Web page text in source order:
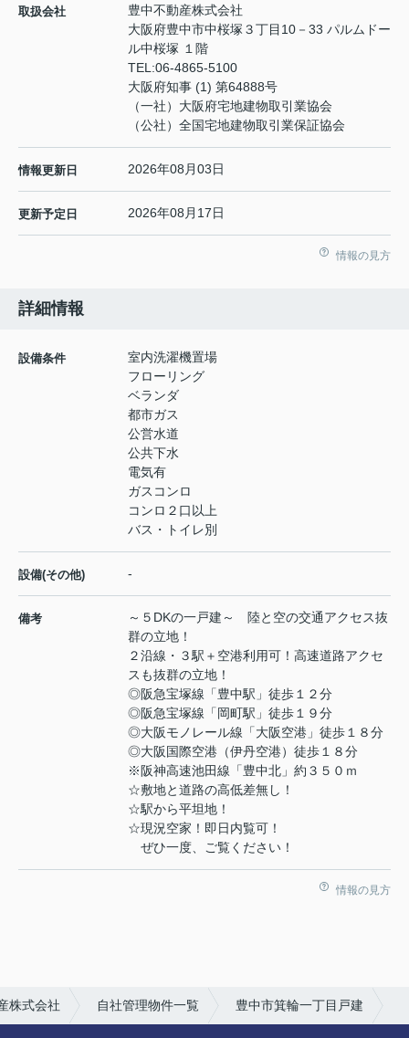
取扱会社
豊中不動産株式会社
大阪府豊中市中桜塚３丁目10－33 パルムドー
ル中桜塚 １階
TEL:06-4865-5100
大阪府知事 (1) 第64888号
（一社）大阪府宅地建物取引業協会
（公社）全国宅地建物取引業保証協会
情報更新日 2026年08月03日
更新予定日 2026年08月17日
情報の見方
詳細情報
設備条件
室内洗濯機置場
フローリング
ベランダ
都市ガス
公営水道
公共下水
電気有
ガスコンロ
コンロ２口以上
バス・トイレ別
設備(その他) -
備考
～５DKの一戸建～ 陸と空の交通アクセス抜
群の立地！
２沿線・３駅＋空港利用可！高速道路アクセ
スも抜群の立地！
◎阪急宝塚線「豊中駅」徒歩１２分
◎阪急宝塚線「岡町駅」徒歩１９分
◎大阪モノレール線「大阪空港」徒歩１８分
◎大阪国際空港（伊丹空港）徒歩１８分
※阪神高速池田線「豊中北」約３５０ｍ
☆敷地と道路の高低差無し！
☆駅から平坦地！
☆現況空家！即日内覧可！
ぜひ一度、ご覧ください！
情報の見方
株式会社 自社管理物件一覧 豊中市箕輪一丁目戸建